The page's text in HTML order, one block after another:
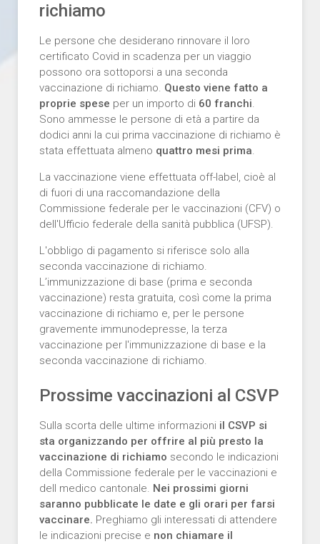
richiamo
Le persone che desiderano rinnovare il loro
certificato Covid in scadenza per un viaggio
possono ora sottoporsi a una seconda
vaccinazione di richiamo. Questo viene fatto a
proprie spese per un importo di 60 franchi.
Sono ammesse le persone di età a partire da
dodici anni la cui prima vaccinazione di richiamo è
stata effettuata almeno quattro mesi prima.
La vaccinazione viene effettuata off-label, cioè al
di fuori di una raccomandazione della
Commissione federale per le vaccinazioni (CFV) o
dell'Ufficio federale della sanità pubblica (UFSP).
L'obbligo di pagamento si riferisce solo alla
seconda vaccinazione di richiamo.
L’immunizzazione di base (prima e seconda
vaccinazione) resta gratuita, così come la prima
vaccinazione di richiamo e, per le persone
gravemente immunodepresse, la terza
vaccinazione per l'immunizzazione di base e la
seconda vaccinazione di richiamo.
Prossime vaccinazioni al CSVP
Sulla scorta delle ultime informazioni il CSVP si
sta organizzando per offrire al più presto la
vaccinazione di richiamo secondo le indicazioni
della Commissione federale per le vaccinazioni e
dell medico cantonale. Nei prossimi giorni
saranno pubblicate le date e gli orari per farsi
vaccinare. Preghiamo gli interessati di attendere
le indicazioni precise e non chiamare il